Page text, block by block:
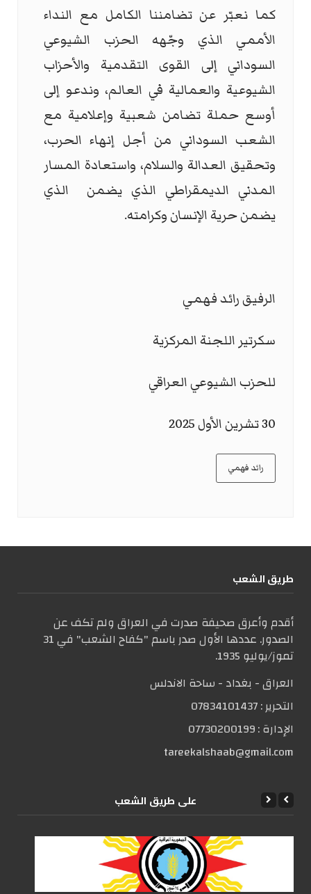
كما نعبّر عن تضامننا الكامل مع النداء
الأممي الذي وجّهه الحزب الشيوعي
السوداني إلى القوى التقدمية والأحزاب
الشيوعية والعمالية في العالم، وندعو إلى
أوسع حملة تضامن شعبية وإعلامية مع
الشعب السوداني من أجل إنهاء الحرب،
وتحقيق العدالة والسلام، واستعادة المسار
المدني الديمقراطي الذي يضمن الذي
يضمن حرية الإنسان وكرامته.
الرفيق رائد فهمي
سكرتير اللجنة المركزية
للحزب الشيوعي العراقي
30 تشرين الأول 2025
رائد فهمي
طریق الشعب
أقدم وأعرق صحيفة صدرت في العراق ولم تكف عن
الصدور. عددها الأول صدر باسم "كفاح الشعب" في 31
تموز/يوليو 1935.
العراق - بغداد - ساحة الاندلس
التحریر :07834101437
الإدارة :07730200199
tareekalshaab@gmail.com
علی طریق الشعب